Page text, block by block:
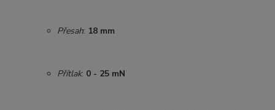
Přesah: 18 mm
Přítlak: 0 - 25 mN